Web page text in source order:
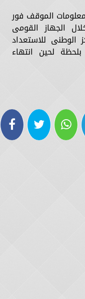
الموقف فور
الجهاز القومى
الوطنى للاستعداد
لحين انتهاء